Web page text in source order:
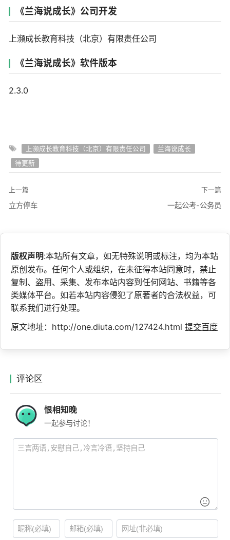
《兰海说成长》公司开发
上濒成长教育科技（北京）有限责任公司
《兰海说成长》软件版本
2.3.0
上濒成长教育科技（北京）有限责任公司
兰海说成长
待更新
上一篇
立方停车
下一篇
一起公考-公务员
版权声明:本站所有文章，如无特殊说明或标注，均为本站
原创发布。任何个人或组织，在未征得本站同意时，禁止
复制、盗用、采集、发布本站内容到任何网站、书籍等各
类媒体平台。如若本站内容侵犯了原著者的合法权益，可
联系我们进行处理。
原文地址：http://one.diuta.com/127424.html 提交百度
评论区
恨相知晚
一起参与讨论！